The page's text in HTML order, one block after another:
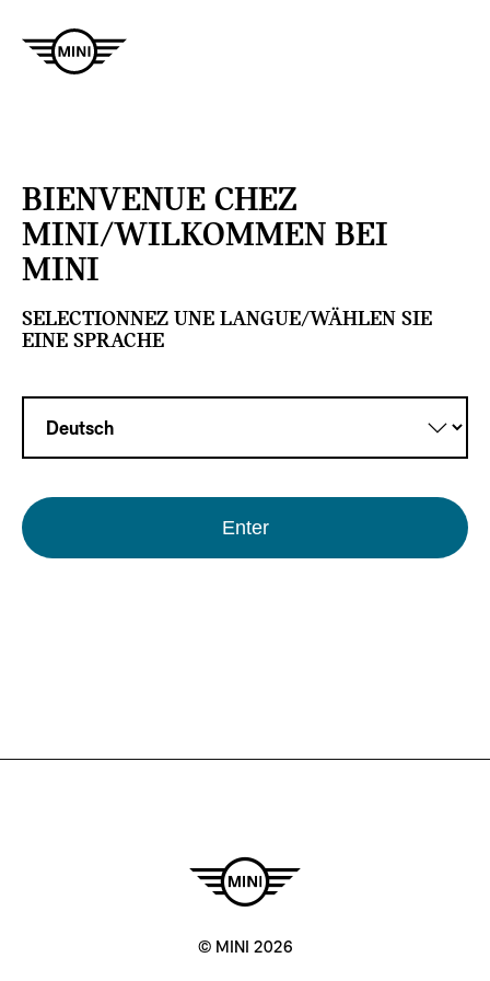
BIENVENUE CHEZ
MINI/WILKOMMEN BEI
MINI
SELECTIONNEZ UNE LANGUE/WÄHLEN SIE
EINE SPRACHE
Enter
© MINI 2026